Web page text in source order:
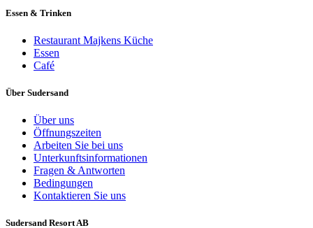
Essen & Trinken
Restaurant Majkens Küche
Essen
Café
Über Sudersand
Über uns
Öffnungszeiten
Arbeiten Sie bei uns
Unterkunftsinformationen
Fragen & Antworten
Bedingungen
Kontaktieren Sie uns
Sudersand Resort AB